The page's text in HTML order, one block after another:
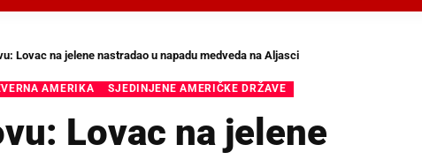
Lovac na jelene nastradao u napadu medveda na Aljasci
AMERIKA SJEDINJENE AMERIČKE DRŽAVE
Lovac na jelene